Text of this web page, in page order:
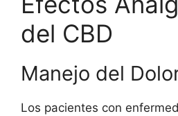
del CBD
Manejo del
Los pacientes con